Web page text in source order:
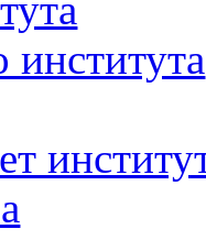
института